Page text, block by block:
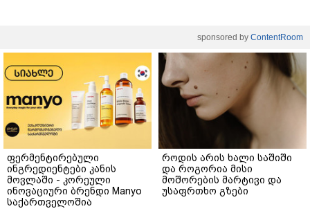
sponsored by ContentRoom
ფერმენტირებული
ინგრედიენტები კანის
მოვლაში - კორეული
ინოვაციური ბრენდი Manyo
საქართველოშია
როდის არის ხალი საშიში
და როგორია მისი
მოშორების მარტივი და
უსაფრთხო გზები